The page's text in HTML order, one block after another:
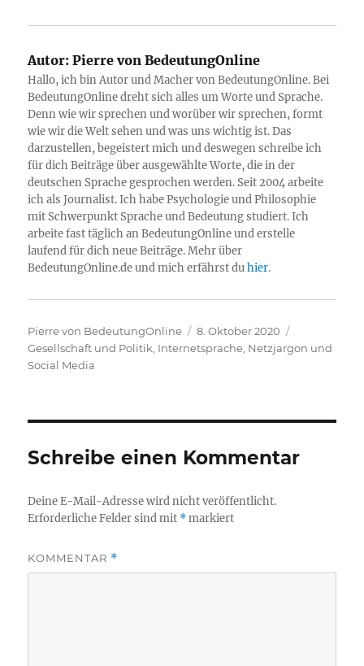
Autor: Pierre von BedeutungOnline
Hallo, ich bin Autor und Macher von BedeutungOnline. Bei
BedeutungOnline dreht sich alles um Worte und Sprache.
Denn wie wir sprechen und worüber wir sprechen, formt
wie wir die Welt sehen und was uns wichtig ist. Das
darzustellen, begeistert mich und deswegen schreibe ich
für dich Beiträge über ausgewählte Worte, die in der
deutschen Sprache gesprochen werden. Seit 2004 arbeite
ich als Journalist. Ich habe Psychologie und Philosophie
mit Schwerpunkt Sprache und Bedeutung studiert. Ich
arbeite fast täglich an BedeutungOnline und erstelle
laufend für dich neue Beiträge. Mehr über
BedeutungOnline.de und mich erfährst duhier.
Autor
Pierre von BedeutungOnline
Veröffentlicht
am
8. Oktober 2020
Gesellschaft und Politik Internetsprache, Netzjargon und
Social Media
Schreibe einen Kommentar
Deine E-Mail-Adresse wird nicht veröffentlicht.
Erforderliche Felder sind mit *markiert
KOMMENTAR *